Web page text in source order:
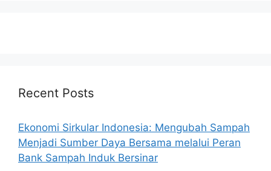
Recent Posts
Ekonomi Sirkular Indonesia: Mengubah Sampah
Menjadi Sumber Daya Bersama melalui Peran
Bank Sampah Induk Bersinar